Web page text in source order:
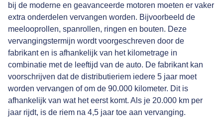
bij de moderne en geavanceerde motoren moeten er vaker
extra onderdelen vervangen worden. Bijvoorbeeld de
meelooprollen, spanrollen, ringen en bouten. Deze
vervangingstermijn wordt voorgeschreven door de
fabrikant en is afhankelijk van het kilometrage in
combinatie met de leeftijd van de auto. De fabrikant kan
voorschrijven dat de distributieriem iedere 5 jaar moet
worden vervangen of om de 90.000 kilometer. Dit is
afhankelijk van wat het eerst komt. Als je 20.000 km per
jaar rijdt, is de riem na 4,5 jaar toe aan vervanging.